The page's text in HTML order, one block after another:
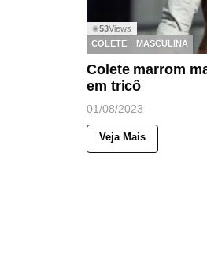
◉53Views
COLETE
MASCULINA
Colete marrom
em tricô
01/08/2023
Veja Mais